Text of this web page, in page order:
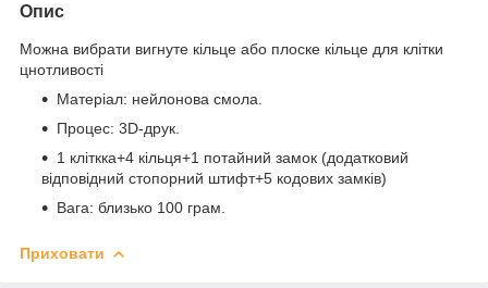
Опис
Можна вибрати вигнуте кільце або плоске кільце для клітки
цнотливості
Матеріал: нейлонова смола.
Процес: 3D-друк.
1 кліткка+4 кільця+1 потайний замок (додатковий
відповідний стопорний штифт+5 кодових замків)
Вага: близько 100 грам.
Приховати